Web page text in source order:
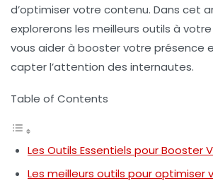
d’optimiser votre contenu. Dans cet
explorerons les meilleurs outils à
vous aider à booster votre présence
capter l’attention des internautes.
Table of Contents
Les Outils Essentiels pour Booster
Les meilleurs outils pour optimiser